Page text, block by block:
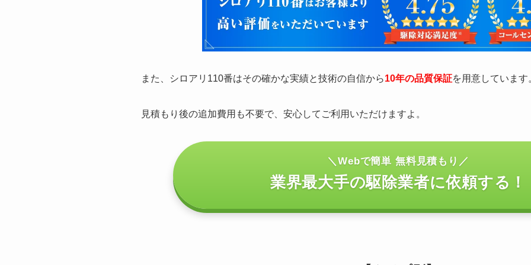
また、シロアリ110番はその確かな実績と技術の自信から10年の品質保証を用意しています
見積もり後の追加費用も不要で、安心してご利用いただけますよ。
＼Webで簡単 無料見積もり／
業界最大手の駆除業者に依頼する！